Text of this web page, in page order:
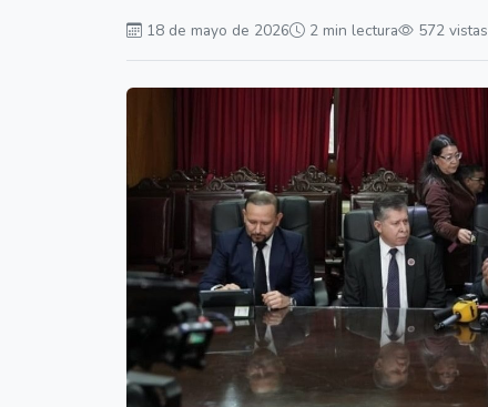
18 de mayo de 2026 2 min lectura 572 vistas